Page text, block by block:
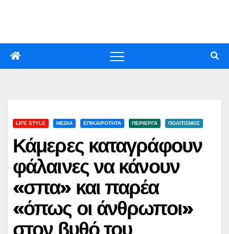
LIFE STYLE MEDIA ΕΠΙΚΑΙΡΟΤΗΤΑ ΠΕΡΙΕΡΓΑ ΠΟΛΙΤΙΣΜΟΣ
Κάμερες καταγράφουν
φάλαινες να κάνουν
«σπα» και παρέα
«όπως οι άνθρωποι»
στον βυθό του